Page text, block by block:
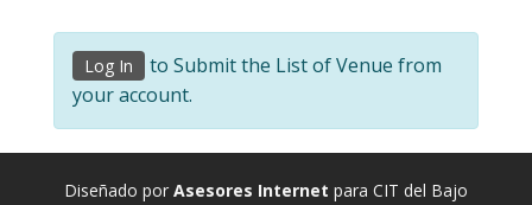
Log In
to Submit the List of Venue from
your account.
Diseñado por Asesores Internet para CIT del Bajo